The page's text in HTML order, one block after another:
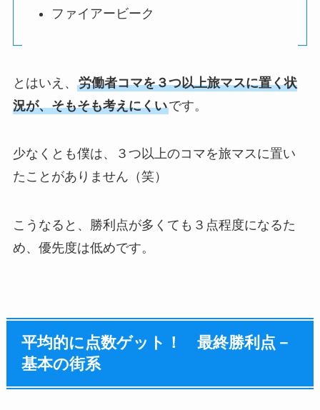
ファイアービーク
とはいえ、 労働者コマを３つ以上旅マスに置く状
況が、そもそも考えにくいです。
少なくとも僕は、３つ以上のコマを旅マスに置い
たことがありません（笑）
こうなると、勝利点が多くても３点程度になるた
め、優先度は低めです。
平均的に点数ゲット！ 最終勝利点－
基本の街系